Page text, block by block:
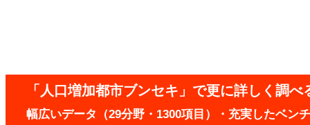
「人口増加都市ブンセキ」で更に詳しく調べ
幅広いデータ（29分野・1300項目）・充実したベン